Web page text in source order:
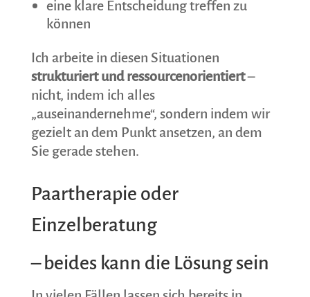
eine klare Entscheidung treffen zu
können
Ich arbeite in diesen Situationen
strukturiert und ressourcenorientiert–
nicht, indem ich alles
„auseinandernehme“, sondern indem wir
gezielt an dem Punkt ansetzen, an dem
Sie gerade stehen.
Paartherapie oder
Einzelberatung
– beides kann die Lösung sein